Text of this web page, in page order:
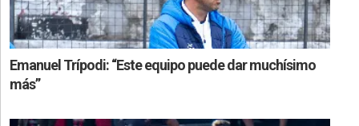
Emanuel Trípodi: “Este equipo puede dar muchísimo
más”